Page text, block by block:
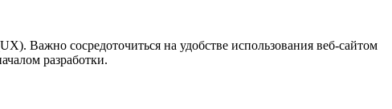
Важно сосредоточиться на удобстве использования веб-сайтом
разработки.